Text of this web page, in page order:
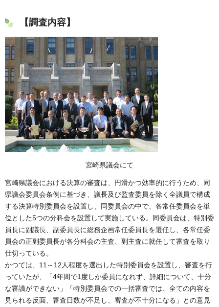
【調査内容】
宮崎県議会にて
宮崎県議会における決算の審査は、円滑かつ効率的に行うため、同
県議会委員会条例に基づき、議長及び監査委員を除く全議員で構成
する決算特別委員会を設置し、同委員会の中で、各常任委員会を単
位とした5つの分科会を設置して実施している。同委員会は、特別委
員長に副議長、副委員長に総務企画常任委員長を選任し、各常任委
員会の正副委員長が各分科会の主査、副主査に就任して審査を取り
仕切っている。
かつては、11～12人程度を選出した特別委員会を設置し、審査を行
っていたが、「4年間で1度しか委員になれず、詳細について、十分
な審議ができない」「特別委員会での一括審査では、全ての内容を
見られる反面、審査日数が不足し、審査が不十分になる」との意見